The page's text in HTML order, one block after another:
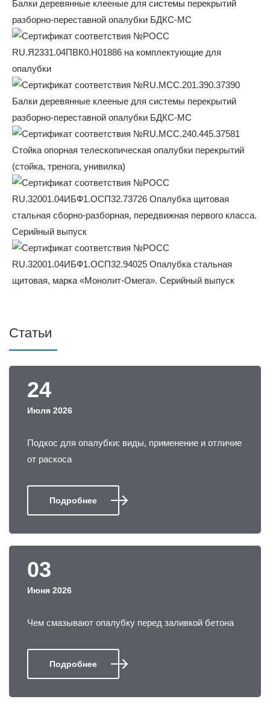
Статьи
24
Июля 2026
Подкос для опалубки: виды, применение и отличие
от раскоса
Подробнее
03
Июня 2026
Чем смазывают опалубку перед заливкой бетона
Подробнее